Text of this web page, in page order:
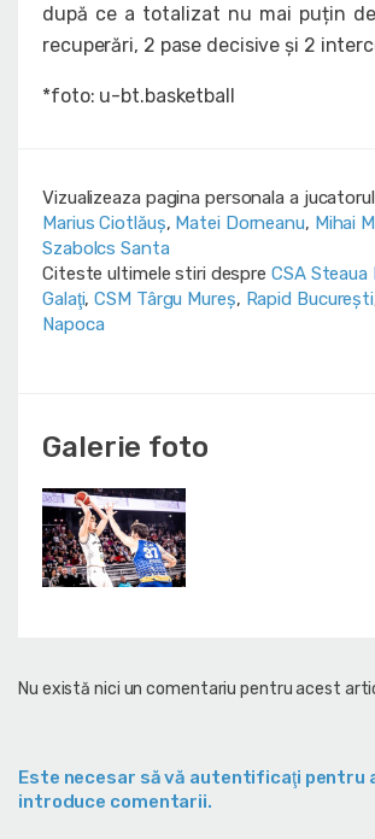
după ce a totalizat nu mai puțin
recuperări, 2 pase decisive și 2
*foto: u-bt.basketball
Vizualizeaza pagina personala a
Marius Ciotlăuș, Matei Dorneanu, Mihai
Szabolcs Santa
Citeste ultimele stiri despre CSA
Galaţi,CSM Târgu Mureș, Rapid București
Napoca
Galerie foto
Nu există nici un comentariu pentru acest
Este necesar să vă autentificaţi pentru
introduce comentarii.